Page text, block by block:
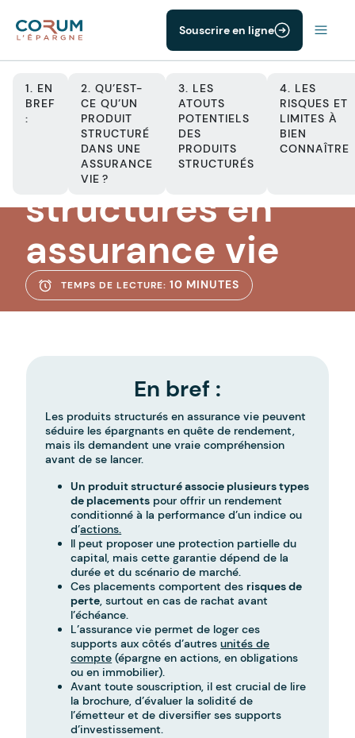
Souscrire en ligne
1. EN
BREF
:
2. QU’EST-
CE QU’UN
PRODUIT
STRUCTURÉ
DANS UNE
ASSURANCE
VIE ?
3. LES
ATOUTS
POTENTIELS
DES
PRODUITS
STRUCTURÉS
4. LES
RISQUES ET
LIMITES À
BIEN
CONNAÎTRE
ASSURANCE VIE
Les produits
structurés en
assurance vie
TEMPS DE LECTURE: 10 MINUTES
En bref :
Les produits structurés en assurance vie peuvent
séduire les épargnants en quête de rendement,
mais ils demandent une vraie compréhension
avant de se lancer.
Un produit structuré associe plusieurs types
de placements pour offrir un rendement
conditionné à la performance d’un indice ou
d’actions.
Il peut proposer une protection partielle du
capital, mais cette garantie dépend de la
durée et du scénario de marché.
Ces placements comportent des risques de
perte, surtout en cas de rachat avant
l’échéance.
L’assurance vie permet de loger ces
supports aux côtés d’autresunités de
compte (épargne en actions, en obligations
ou en immobilier).
Avant toute souscription, il est crucial de lire
la brochure, d’évaluer la solidité de
l’émetteur et de diversifier ses supports
d’investissement.